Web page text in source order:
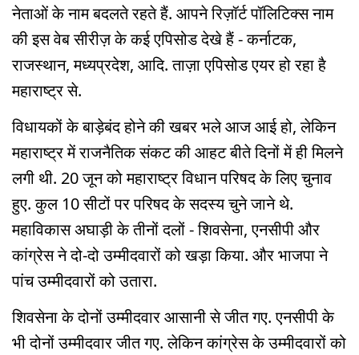
नेताओं के नाम बदलते रहते हैं. आपने रिज़ॉर्ट पॉलिटिक्स नाम
की इस वेब सीरीज़ के कई एपिसोड देखे हैं - कर्नाटक,
राजस्थान, मध्यप्रदेश, आदि. ताज़ा एपिसोड एयर हो रहा है
महाराष्ट्र से.
विधायकों के बाड़ेबंद होने की खबर भले आज आई हो, लेकिन
महाराष्ट्र में राजनैतिक संकट की आहट बीते दिनों में ही मिलने
लगी थी. 20 जून को महाराष्ट्र विधान परिषद के लिए चुनाव
हुए. कुल 10 सीटों पर परिषद के सदस्य चुने जाने थे.
महाविकास अघाड़ी के तीनों दलों - शिवसेना, एनसीपी और
कांग्रेस ने दो-दो उम्मीदवारों को खड़ा किया. और भाजपा ने
पांच उम्मीदवारों को उतारा.
शिवसेना के दोनों उम्मीदवार आसानी से जीत गए. एनसीपी के
भी दोनों उम्मीदवार जीत गए. लेकिन कांग्रेस के उम्मीदवारों को